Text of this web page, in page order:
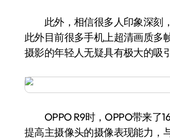
此外，相信很多人印象深刻，
此外目前很多手机上超清画质多
摄影的年轻人无疑具有极大的吸
OPPO R9时，OPPO带来了
提高主摄像头的摄像表现能力，